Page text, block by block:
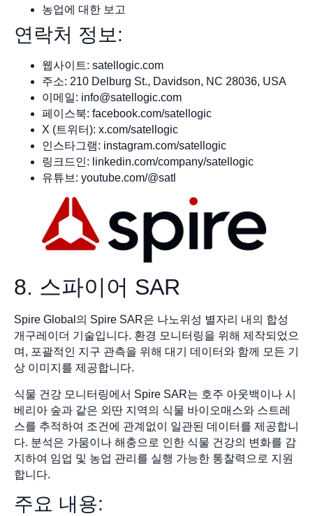
농업에 대한 보고
연락처 정보:
웹사이트: satellogic.com
주소: 210 Delburg St., Davidson, NC 28036, USA
이메일: info@satellogic.com
페이스북: facebook.com/satellogic
X (트위터): x.com/satellogic
인스타그램: instagram.com/satellogic
링크드인: linkedin.com/company/satellogic
유튜브: youtube.com/@satl
8. 스파이어 SAR
Spire Global의 Spire SAR은 나노위성 별자리 내의 합성
개구레이더 기술입니다. 환경 모니터링을 위해 제작되었으
며, 포괄적인 지구 관측을 위해 대기 데이터와 함께 모든 기
상 이미지를 제공합니다.
식물 건강 모니터링에서 Spire SAR는 호주 아웃백이나 시
베리아 숲과 같은 외딴 지역의 식물 바이오매스와 스트레
스를 추적하여 조건에 관계없이 일관된 데이터를 제공합니
다. 분석은 가뭄이나 해충으로 인한 식물 건강의 변화를 감
지하여 임업 및 농업 관리를 실행 가능한 통찰력으로 지원
합니다.
주요 내용: